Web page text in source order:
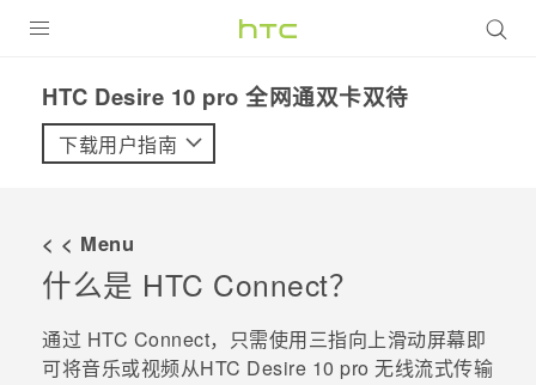
VIVE
支持帮助
在线客服
HTC Desire 10 pro 全网通双卡双待‎
下载用户指南
< < Menu
什么是 HTC Connect？
通过 HTC Connect，只需使用三指向上滑动屏幕即
可将音乐或视频从HTC Desire 10 pro 无线流式传输